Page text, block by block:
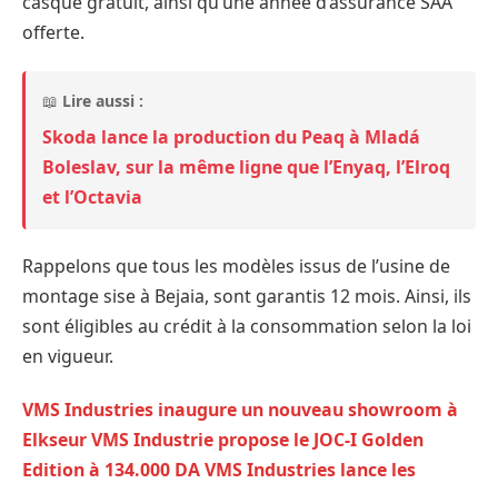
offerte.
📖 Lire aussi :
Skoda lance la production du Peaq à Mladá
Boleslav, sur la même ligne que l’Enyaq, l’Elroq
et l’Octavia
Rappelons que tous les modèles issus de l’usine de
montage sise à Bejaia, sont garantis 12 mois. Ainsi, ils
sont éligibles au crédit à la consommation selon la loi
en vigueur.
VMS Industries inaugure un nouveau showroom à
ElkseurVMS Industrie propose le JOC-I Golden
Edition à 134.000 DAVMS Industries lance les